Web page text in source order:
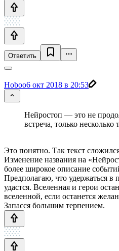
Ответить
Hoboo6 окт 2018 в 20:53
Нейростоп — это не
встреча, только
Это понятно. Так текст
Изменение названия на
более широкое описание
Предполагаю, что удержаться в
удастся. Вселенная и герои
вселенной, если останется
Запасся большим терпением.